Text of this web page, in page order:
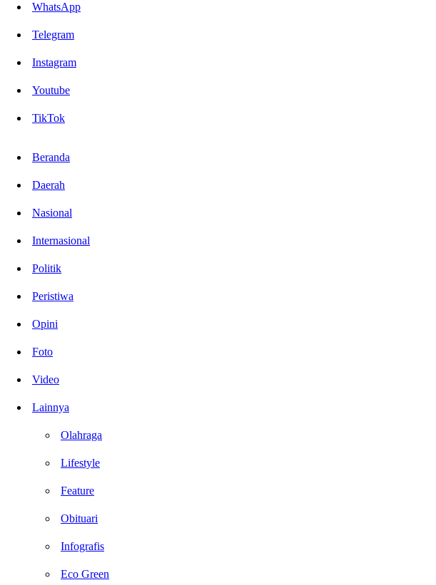
WhatsApp
Telegram
Instagram
Youtube
TikTok
Beranda
Daerah
Nasional
Internasional
Politik
Peristiwa
Opini
Foto
Video
Lainnya
Olahraga
Lifestyle
Feature
Obituari
Infografis
Eco Green